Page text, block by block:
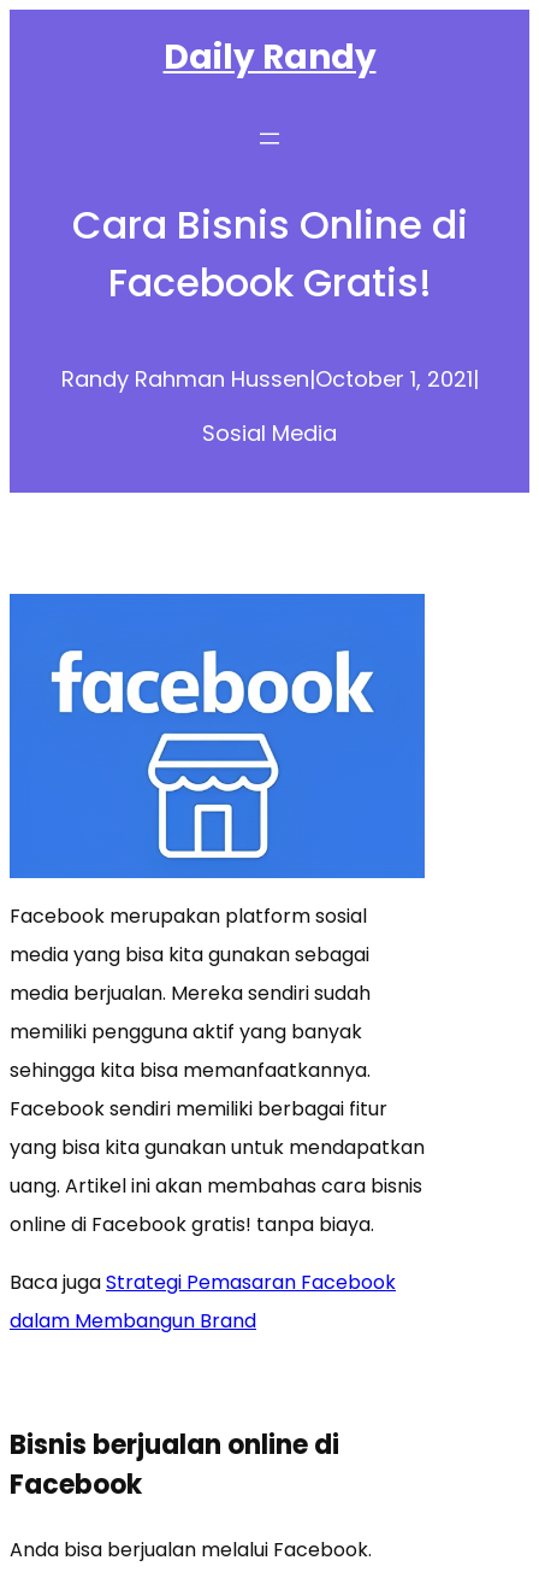
Daily Randy
Cara Bisnis Online di
Facebook Gratis!
Randy Rahman Hussen|October 1, 2021|
Sosial Media
Facebook merupakan platform sosial
media yang bisa kita gunakan sebagai
media berjualan. Mereka sendiri sudah
memiliki pengguna aktif yang banyak
sehingga kita bisa memanfaatkannya.
Facebook sendiri memiliki berbagai fitur
yang bisa kita gunakan untuk mendapatkan
uang. Artikel ini akan membahas cara bisnis
online di Facebook gratis! tanpa biaya.
Baca jugaStrategi Pemasaran Facebook
dalam Membangun Brand
Bisnis berjualan online di
Facebook
Anda bisa berjualan melalui Facebook.